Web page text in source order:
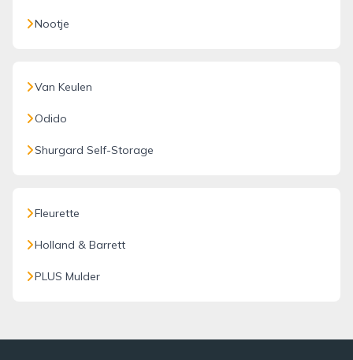
Nootje
Van Keulen
Odido
Shurgard Self-Storage
Fleurette
Holland & Barrett
PLUS Mulder